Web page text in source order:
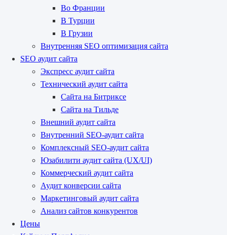
Во Франции
В Турции
В Грузии
Внутренняя SEO оптимизация сайта
SEO аудит сайта
Экспресс аудит сайта
Технический аудит сайта
Сайта на Битриксе
Сайта на Тильде
Внешний аудит сайта
Внутренний SEO-аудит сайта
Комплексный SEO-аудит сайта
Юзабилити аудит сайта (UX/UI)
Коммерческий аудит сайта
Аудит конверсии сайта
Маркетинговый аудит сайта
Анализ сайтов конкурентов
Цены